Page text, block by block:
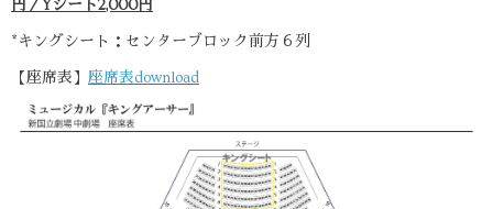
円／Yシート2,000円
*キングシート：センターブロック前方６列
【座席表】 座席表download